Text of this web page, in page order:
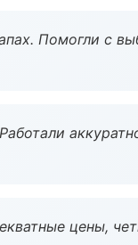
Помогли с
цены,